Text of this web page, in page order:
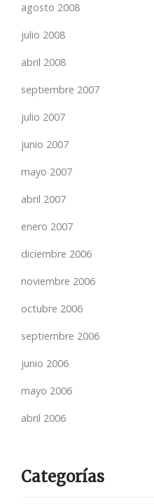
agosto 2008
julio 2008
abril 2008
septiembre 2007
julio 2007
junio 2007
mayo 2007
abril 2007
enero 2007
diciembre 2006
noviembre 2006
octubre 2006
septiembre 2006
junio 2006
mayo 2006
abril 2006
Categorías